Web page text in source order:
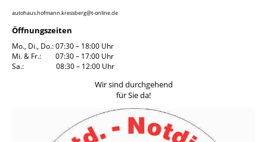
autohaus.hofmann.kressberg@t-online.de
Öffnungszeiten
Mo., Di., Do.: 07:30 – 18:00 Uhr
Mi. & Fr.: 07:30 – 17:00 Uhr
Sa.: 08:30 – 12:00 Uhr
Wir sind durchgehend
für Sie da!